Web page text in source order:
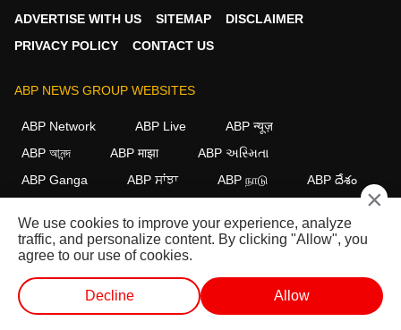
ADVERTISE WITH US
SITEMAP
DISCLAIMER
PRIVACY POLICY
CONTACT US
ABP NEWS GROUP WEBSITES
ABP Network ABP Live
ABP न्यूज़
ABP আনন্দ
ABP माझा
ABP અસ્મિતા
ABP Ganga
ABP ਸਾਂਝਾ ABP நாடு ABP దేశం
FOLLOW US
This website follows the DNPA Code of Ethics.
Copyright@2026.
All rights reserved.
×
We use cookies to improve your experience, analyze
traffic, and personalize content. By clicking "Allow", you
agree to our use of cookies.
Decline Allow